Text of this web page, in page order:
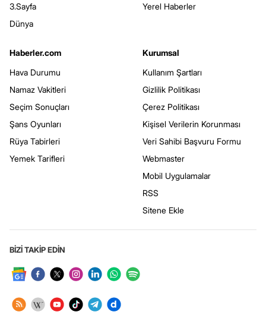
3.Sayfa
Dünya
Yerel Haberler
Haberler.com
Hava Durumu
Namaz Vakitleri
Seçim Sonuçları
Şans Oyunları
Rüya Tabirleri
Yemek Tarifleri
Kurumsal
Kullanım Şartları
Gizlilik Politikası
Çerez Politikası
Kişisel Verilerin Korunması
Veri Sahibi Başvuru Formu
Webmaster
Mobil Uygulamalar
RSS
Sitene Ekle
BİZİ TAKİP EDİN